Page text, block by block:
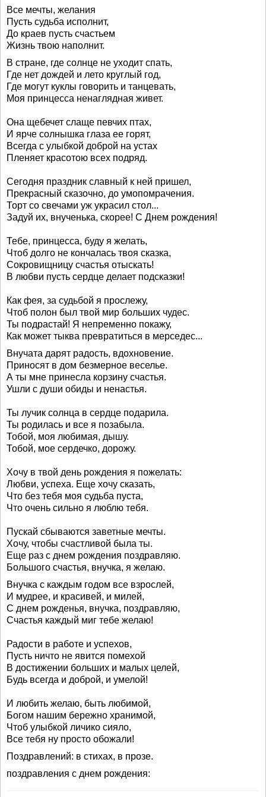
Все мечты, желания
Пусть судьба исполнит,
До краев пусть счастьем
Жизнь твою наполнит.
В стране, где солнце не уходит спать,
Где нет дождей и лето круглый год,
Где могут куклы говорить и танцевать,
Моя принцесса ненаглядная живет.
Она щебечет слаще певчих птах,
И ярче солнышка глаза ее горят,
Всегда с улыбкой доброй на устах
Пленяет красотою всех подряд.
Сегодня праздник славный к ней пришел,
Прекрасный сказочно, до умопомрачения.
Торт со свечами уж украсил стол...
Задуй их, внученька, скорее! С Днем рождения!
Тебе, принцесса, буду я желать,
Чтоб долго не кончалась твоя сказка,
Сокровищницу счастья отыскать!
В любви пусть сердце делает подсказки!
Как фея, за судьбой я прослежу,
Чтоб полон был твой мир больших чудес.
Ты подрастай! Я непременно покажу,
Как может тыква превратиться в мерседес...
Внучата дарят радость, вдохновение.
Приносят в дом безмерное веселье.
А ты мне принесла корзину счастья.
Ушли с души обиды и ненастья.
Ты лучик солнца в сердце подарила.
Ты родилась и все я позабыла.
Тобой, моя любимая, дышу.
Тобой, мое сердечко, дорожу.
Хочу в твой день рождения я пожелать:
Любви, успеха. Еще хочу сказать,
Что без тебя моя судьба пуста,
Что очень сильно я люблю тебя.
Пускай сбываются заветные мечты.
Хочу, чтобы счастливой была ты.
Еще раз с днем рождения поздравляю.
Большого счастья, внучка, я желаю.
Внучка с каждым годом все взрослей,
И мудрее, и красивей, и милей,
С днем рожденья, внучка, поздравляю,
Счастья каждый миг тебе желаю!
Радости в работе и успехов,
Пусть ничто не явится помехой
В достижении больших и малых целей,
Будь всегда и доброй, и умелой!
И любить желаю, быть любимой,
Богом нашим бережно хранимой,
Чтоб улыбкой личико сияло,
Все тебя ну просто обожали!
Поздравлений: в стихах, в прозе.
поздравления с днем рождения: